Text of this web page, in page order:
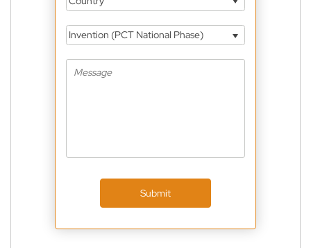
Invention (PCT National Phase)
Submit